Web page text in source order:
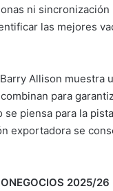
ni sincronización
las mejores
Allison muestra
para
piensa para la
exportadora se
2025/